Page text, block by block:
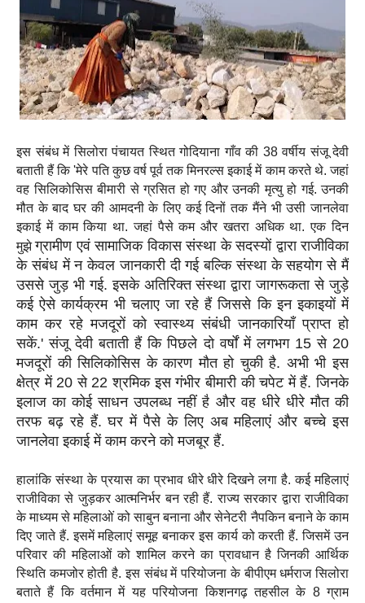
इस संबंध में सिलोरा पंचायत स्थित गोदियाना गाँव की 38 वर्षीय संजू देवी
बताती हैं कि 'मेरे पति कुछ वर्ष पूर्व तक मिनरल्स इकाई में काम करते थे. जहां
वह सिलिकोसिस बीमारी से ग्रसित हो गए और उनकी मृत्यु हो गई. उनकी
मौत के बाद घर की आमदनी के लिए कई दिनों तक मैंने भी उसी जानलेवा
इकाई में काम किया था. जहां पैसे कम और खतरा अधिक था. एक दिन
मुझेग्रामीण एवं सामाजिक विकास संस्था के सदस्यों द्वाराराजीविका
के संबंध में न केवल जानकारी दी गई बल्कि संस्था के सहयोग से मैं
उससे जुड़ भी गई. इसके अतिरिक्त संस्था द्वारा जागरूकता से जुड़े
कई ऐसे कार्यक्रम भी चलाए जा रहे हैं जिससे कि इन इकाइयों में
काम कर रहे मजदूरों को स्वास्थ्य संबंधी जानकारियाँ प्राप्त हो
सकें.' संजू देवी बताती हैं कि पिछले दो वर्षों में लगभग 15 से 20
मजदूरों कीसिलिकोसिस के कारण मौत हो चुकी है. अभी भी इस
क्षेत्र में 20 से 22 श्रमिक इस गंभीर बीमारी की चपेट में हैं. जिनके
इलाज का कोई साधन उपलब्ध नहीं है और वह धीरे धीरे मौत की
तरफ बढ़ रहे हैं. घर में पैसे के लिए अब महिलाएं और बच्चे इस
जानलेवा इकाई में काम करने को मजबूर हैं.
हालांकि संस्था के प्रयास का प्रभाव धीरे धीरे दिखने लगा है. कई महिलाएं
राजीविका से जुड़कर आत्मनिर्भर बन रही हैं. राज्य सरकार द्वारा राजीविका
के माध्यम से महिलाओं को साबुन बनाना और सेनेटरी नैपकिन बनाने के काम
दिए जाते हैं. इसमें महिलाएं समूह बनाकर इस कार्य को करती हैं. जिसमें उन
परिवार की महिलाओं को शामिल करने का प्रावधान है जिनकी आर्थिक
स्थिति कमजोर होती है. इस संबंध में परियोजना के बीपीएम धर्मराज सिलोरा
बताते हैं कि वर्तमान में यह परियोजना किशनगढ़ तहसील के 8 ग्राम